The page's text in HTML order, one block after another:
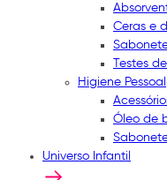
Ceras e
Testes
Higiene Pessoal
Óleo de
Universo Infantil